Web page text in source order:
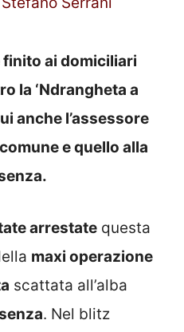
finito ai domiciliari
la ‘Ndrangheta a
anche l’assessore
e quello alla
arrestate questa
maxi operazione
scattata all’alba
. Nel blitz